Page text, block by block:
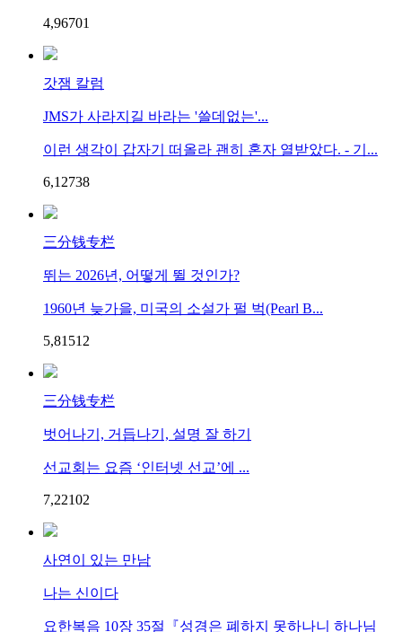
4,96701
갓잼 칼럼
JMS가 사라지길 바라는 '쓸데없는'...
이런 생각이 갑자기 떠올라 괜히 혼자 열받았다. - 기...
6,12738
三分钱专栏
뛰는 2026년, 어떻게 뛸 것인가?
1960년 늦가을, 미국의 소설가 펄 벅(Pearl B...
5,8151 2
三分钱专栏
벗어나기, 거듭나기, 설명 잘 하기
선교회는 요즘 ‘인터넷 선교’에 ...
7,22102
사연이 있는 만남
나는 신이다
요한복음 10장 35절『성경은 폐하지 못하나니 하나님